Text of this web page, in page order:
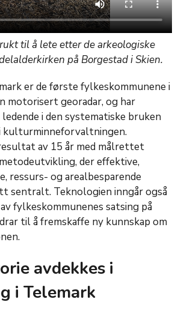
til å lete etter de arkeologiske
på Borgestad i Skien.
er de første fylkeskommunene i
motorisert georadar, og har
i den systematiske bruken
kulturminneforvaltningen.
av 15 år med målrettet
der effektive,
ressurs- og arealbesparende
sentralt. Teknologien inngår også
fylkeskommunenes satsing på
til å fremskaffe ny kunnskap om
avdekkes i
i Telemark